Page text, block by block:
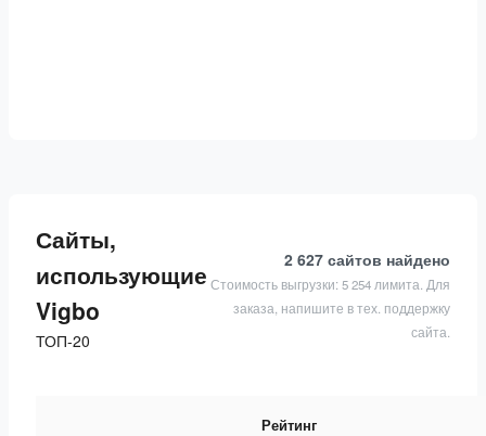
Сайты,
использующие
Vigbo
ТОП-20
2 627 сайтов найдено
Стоимость выгрузки: 5 254 лимита. Для
заказа, напишите в тех. поддержку
сайта.
Рейтинг